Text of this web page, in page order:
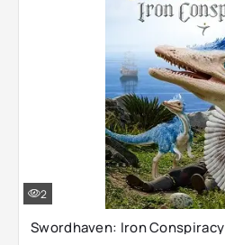
Swordhaven: Iron Conspiracy
2